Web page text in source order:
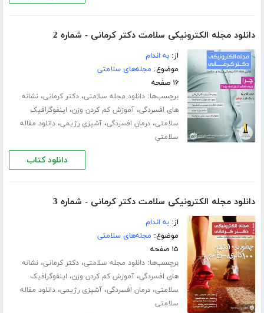
دانلود مجله الکترونیکی سلامت دکتر کرمانی - شماره 2
از:به اندام
موضوع: مجله‌های سلامتی
۱۶ صفحه
برچسب‌ها:دانلود مجله سلامتی،دکتر کرمانی،نشانه
های افسردگی،آموزش کم کردن وزن، اینفوگرافیک
سلامتی،درمان افسردگی،آشپزی رژیمی،دانلود مقاله
سلامتی
دانلود کتاب
دانلود مجله الکترونیکی سلامت دکتر کرمانی - شماره 3
از:به اندام
موضوع: مجله‌های سلامتی
۱۵ صفحه
برچسب‌ها:دانلود مجله سلامتی،دکتر کرمانی،نشانه
های افسردگی،آموزش کم کردن وزن، اینفوگرافیک
سلامتی،درمان افسردگی،آشپزی رژیمی،دانلود مقاله
سلامتی